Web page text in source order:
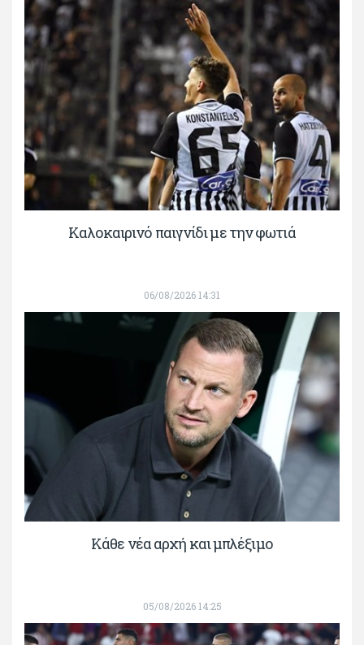
Καλοκαιρινό παιγνίδι με την φωτιά
06/08/2026 14:31
Κάθε νέα αρχή και μπλέξιμο
05/08/2026 14:25